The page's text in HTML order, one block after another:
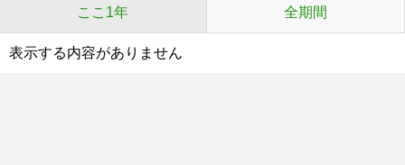
ここ1年 全期間
表示する内容がありません